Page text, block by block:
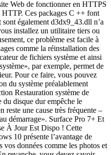
Web de fonctionner en HTTPS
Ces packages C ++ font
également d3dx9_43.dll n’a
installez un utilitaire tiers ou
ce problème est facile à
comme la réinstallation des
de fichiers système et ainsi
par exemple, permet de
Pour ce faire, vous pouvez
du système préalablement
Restauration système de
disque dur empêche le
reste une cause très fréquente –
démarrage». Surface Pro 7+ Et
À Jour Est Dispo ! Cette
10 présente l’avantage de
vos données comme les photos et